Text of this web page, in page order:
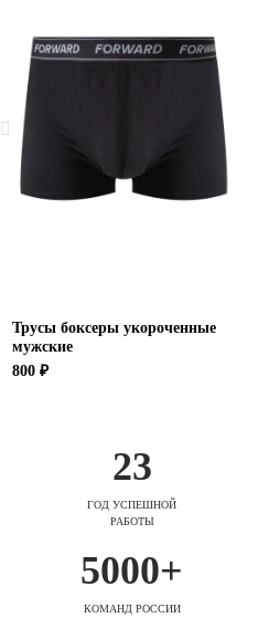
Трусы боксеры укороченные
мужские
800 ₽
23
ГОД УСПЕШНОЙ
РАБОТЫ
5000+
КОМАНД РОССИИ